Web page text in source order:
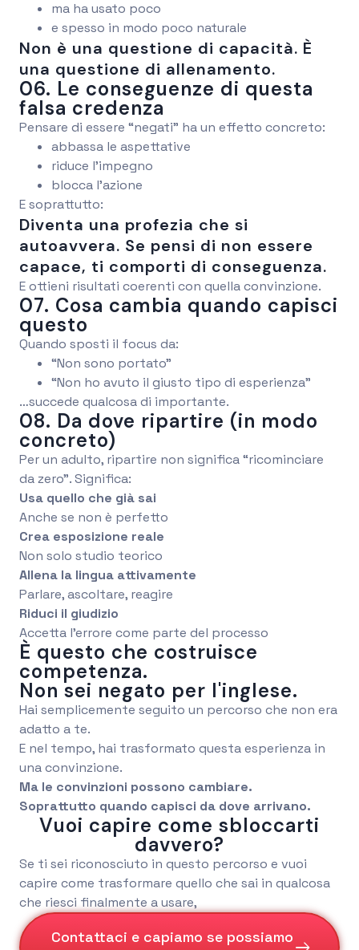
ma ha usato poco
e spesso in modo poco naturale
Non è una questione di capacità. È
una questione di allenamento.
06. Le conseguenze di questa
falsa credenza
Pensare di essere “negati” ha un effetto concreto:
abbassa le aspettative
riduce l’impegno
blocca l’azione
E soprattutto:
Diventa una profezia che si
autoavvera. Se pensi di non essere
capace, ti comporti di conseguenza.
E ottieni risultati coerenti con quella convinzione.
07. Cosa cambia quando capisci
questo
Quando sposti il focus da:
“Non sono portato”
“Non ho avuto il giusto tipo di esperienza”
…succede qualcosa di importante.
08. Da dove ripartire (in modo
concreto)
Per un adulto, ripartire non significa “ricominciare
da zero”. Significa:
Usa quello che già sai
Anche se non è perfetto
Crea esposizione reale
Non solo studio teorico
Allena la lingua attivamente
Parlare, ascoltare, reagire
Riduci il giudizio
Accetta l’errore come parte del processo
È questo che costruisce
competenza.
Non sei negato per l'inglese.
Hai semplicemente seguito un percorso che non era
adatto a te.
E nel tempo, hai trasformato questa esperienza in
una convinzione.
Ma le convinzioni possono cambiare.
Soprattutto quando capisci da dove arrivano.
Vuoi capire come sbloccarti
davvero?
Se ti sei riconosciuto in questo percorso e vuoi
capire come trasformare quello che sai in qualcosa
che riesci finalmente a usare,
Contattaci e capiamo se possiamo